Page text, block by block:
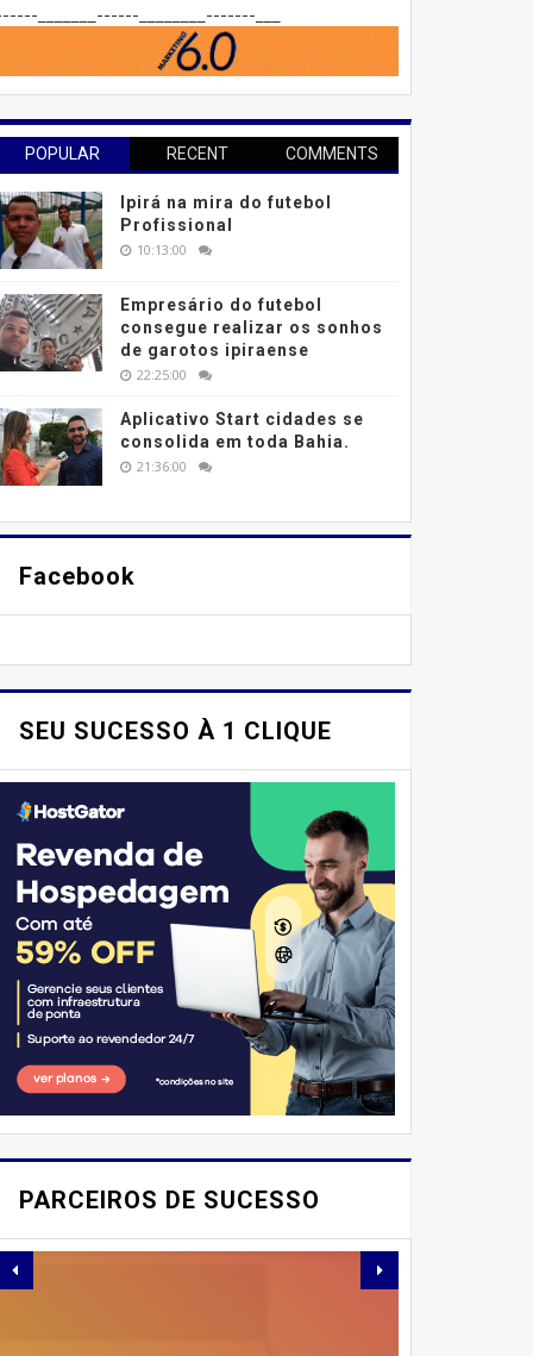
_______------________-------___
POPULAR RECENT COMMENTS
Ipirá na mira do futebol
Profissional
10:13:00
Empresário do futebol
consegue realizar os sonhos
de garotos ipiraense
22:25:00
Aplicativo Start cidades se
consolida em toda Bahia.
21:36:00
Facebook
SEU SUCESSO À 1 CLIQUE
PARCEIROS DE SUCESSO
E AÍ, PESSOAL! VOCÊ JÁ